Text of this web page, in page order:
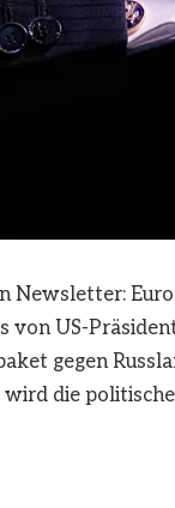
Newsletter:
von US-
gegen
die